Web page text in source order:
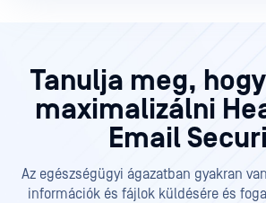
Tanulja meg,
maximalizálni
Email
Az egészségügyi ágazatban gyakran
információk és fájlok küldésére és